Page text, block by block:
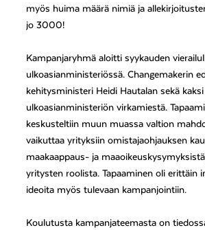
myös huima määrä nimiä ja
jo 3000!
Kampanjaryhmä aloitti syykauden
ulkoasianministeriössä. Changemakerin
kehitysministeri Heidi Hautalan sekä
ulkoasianministeriön virkamiestä.
keskusteltiin muun muassa valtion
vaikuttaa yrityksiin omistajaohjauksen
maakaappaus- ja
yritysten roolista. Tapaaminen oli erittäin
ideoita myös tulevaan kampanjointiin.
Koulutusta kampanjateemasta on